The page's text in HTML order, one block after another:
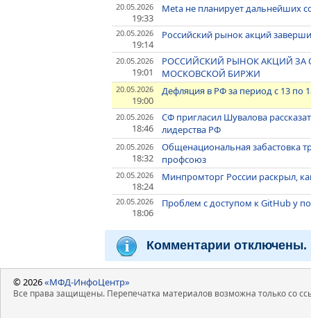
20.05.2026
19:33
Meta не планирует дальнейших
20.05.2026
19:14
Российский рынок акций
20.05.2026
19:01
РОССИЙСКИЙ РЫНОК АКЦИЙ ЗА
МОСКОВСКОЙ БИРЖИ
20.05.2026
19:00
Дефляция в РФ за период с 13 по
20.05.2026
18:46
СФ пригласил Шувалова
лидерства РФ
20.05.2026
18:32
Общенациональная забастовка
профсоюз
20.05.2026
18:24
Минпромторг России раскрыл,
20.05.2026
18:06
Проблем с доступом к GitHub у
Комментарии отключены.
© 2026«МФД-ИнфоЦентр»
Все права защищены. Перепечатка материалов возможна только со